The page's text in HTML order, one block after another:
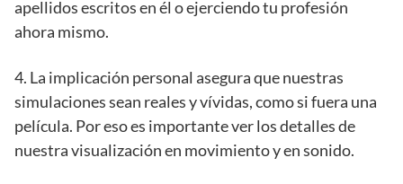
apellidos escritos en él o ejerciendo tu profesión
ahora mismo.
4. La implicación personal asegura que nuestras
simulaciones sean reales y vívidas, como si fuera una
película. Por eso es importante ver los detalles de
nuestra visualización en movimiento y en sonido.